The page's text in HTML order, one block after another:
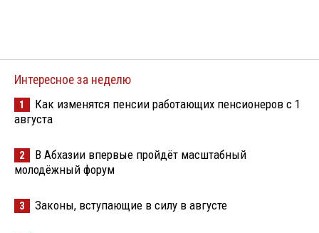
Интересное за неделю
1
Как изменятся пенсии работающих пенсионеров с 1
августа
2
В Абхазии впервые пройдёт масштабный
молодёжный форум
3 Законы, вступающие в силу в августе